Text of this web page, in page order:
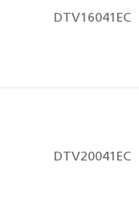
DTV16041EC
DTV20041EC